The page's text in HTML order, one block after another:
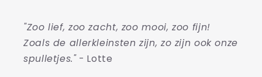
"Zoo lief, zoo zacht, zoo mooi, zoo fijn!
Zoals de allerkleinsten zijn, zo zijn ook onze
spulletjes."- Lotte